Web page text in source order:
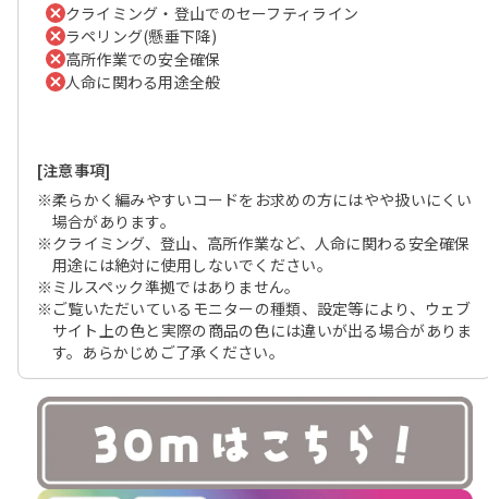
クライミング・登山でのセーフティライン
ラペリング(懸垂下降)
高所作業での安全確保
人命に関わる用途全般
[注意事項]
※柔らかく編みやすいコードをお求めの方にはやや扱いにくい
場合があります。
※クライミング、登山、高所作業など、人命に関わる安全確保
用途には絶対に使用しないでください。
※ミルスペック準拠ではありません。
※ご覧いただいているモニターの種類、設定等により、ウェブ
サイト上の色と実際の商品の色には違いが出る場合がありま
す。あらかじめご了承ください。